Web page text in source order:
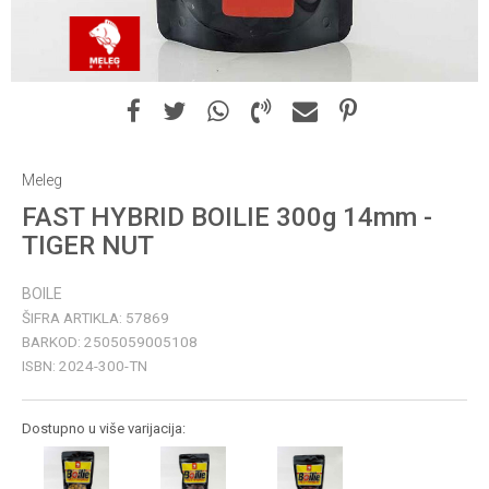
Meleg
FAST HYBRID BOILIE 300g 14mm -
TIGER NUT
BOILE
ŠIFRA ARTIKLA: 57869
BARKOD: 2505059005108
ISBN: 2024-300-TN
Dostupno u više varijacija: